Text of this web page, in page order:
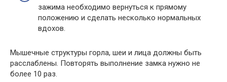
зажима необходимо вернуться к прямому
положению и сделать несколько нормальных
вдохов.
Мышечные структуры горла, шеи и лица должны быть
расслаблены. Повторять выполнение замка нужно не
более 10 раз.